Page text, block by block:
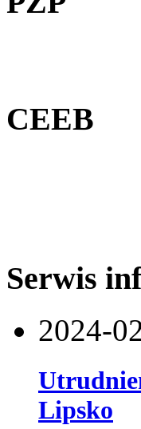
CEEB
Serwis
2024-
Lipsko